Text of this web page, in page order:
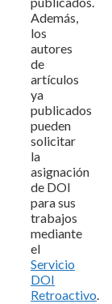
Además,
los
autores
de
artículos
ya
publicados
pueden
solicitar
la
asignación
de DOI
para sus
trabajos
mediante
el
Servicio
DOI
Retroactivo.